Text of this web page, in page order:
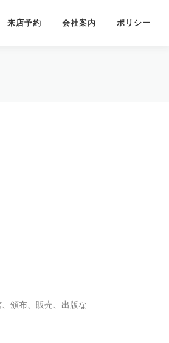
来店予約 会社案内 ポリシー
頒布、販売、出版な